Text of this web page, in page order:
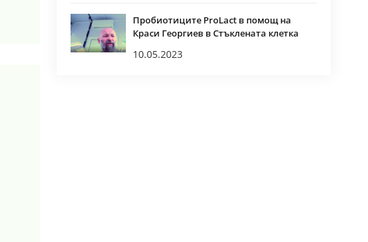
Пробиотиците ProLact в помощ на
Краси Георгиев в Стъклената клетка
10.05.2023